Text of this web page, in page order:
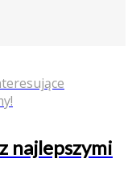
najlepszymi